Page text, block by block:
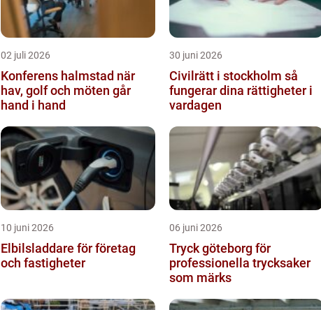
02 juli 2026
Konferens halmstad när
hav, golf och möten går
hand i hand
30 juni 2026
Civilrätt i stockholm så
fungerar dina rättigheter i
vardagen
10 juni 2026
Elbilsladdare för företag
och fastigheter
06 juni 2026
Tryck göteborg för
professionella trycksaker
som märks